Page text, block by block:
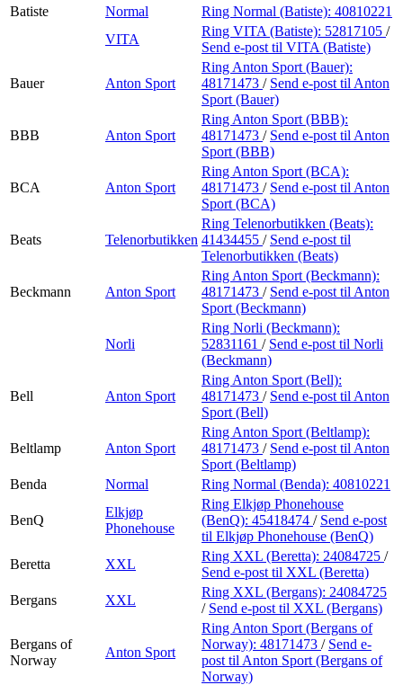
Batiste
Normal Ring Normal (Batiste): 40810221
VITA
Ring VITA (Batiste): 52817105 /
Send e-post til VITA (Batiste)
Bauer Anton Sport
Ring Anton Sport (Bauer):
48171473 / Send e-post til Anton
Sport (Bauer)
BBB Anton Sport
Ring Anton Sport (BBB):
48171473 / Send e-post til Anton
Sport (BBB)
BCA Anton Sport
Ring Anton Sport (BCA):
48171473 / Send e-post til Anton
Sport (BCA)
Beats Telenorbutikken
Ring Telenorbutikken (Beats):
41434455 / Send e-post til
Telenorbutikken (Beats)
Beckmann Anton Sport
Ring Anton Sport (Beckmann):
48171473 / Send e-post til Anton
Sport (Beckmann)
Norli
Ring Norli (Beckmann):
52831161 / Send e-post til Norli
(Beckmann)
Bell Anton Sport
Ring Anton Sport (Bell):
48171473 / Send e-post til Anton
Sport (Bell)
Beltlamp Anton Sport
Ring Anton Sport (Beltlamp):
48171473 / Send e-post til Anton
Sport (Beltlamp)
Benda
Normal Ring Normal (Benda): 40810221
BenQ
Elkjøp
Phonehouse
Ring Elkjøp Phonehouse
(BenQ): 45418474 / Send e-post
til Elkjøp Phonehouse (BenQ)
Beretta
XXL
Ring XXL (Beretta): 24084725 /
Send e-post til XXL (Beretta)
Bergans
XXL
Ring XXL (Bergans): 24084725
/ Send e-post til XXL (Bergans)
Bergans of
Norway
Anton Sport
Ring Anton Sport (Bergans of
Norway): 48171473 / Send e-
post til Anton Sport (Bergans of
Norway)